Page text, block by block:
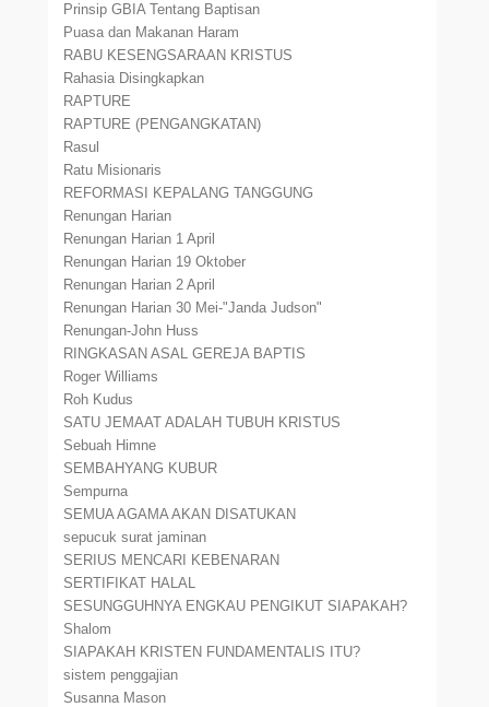
Prinsip GBIA Tentang Baptisan
Puasa dan Makanan Haram
RABU KESENGSARAAN KRISTUS
Rahasia Disingkapkan
RAPTURE
RAPTURE (PENGANGKATAN)
Rasul
Ratu Misionaris
REFORMASI KEPALANG TANGGUNG
Renungan Harian
Renungan Harian 1 April
Renungan Harian 19 Oktober
Renungan Harian 2 April
Renungan Harian 30 Mei-"Janda Judson"
Renungan-John Huss
RINGKASAN ASAL GEREJA BAPTIS
Roger Williams
Roh Kudus
SATU JEMAAT ADALAH TUBUH KRISTUS
Sebuah Himne
SEMBAHYANG KUBUR
Sempurna
SEMUA AGAMA AKAN DISATUKAN
sepucuk surat jaminan
SERIUS MENCARI KEBENARAN
SERTIFIKAT HALAL
SESUNGGUHNYA ENGKAU PENGIKUT SIAPAKAH?
Shalom
SIAPAKAH KRISTEN FUNDAMENTALIS ITU?
sistem penggajian
Susanna Mason